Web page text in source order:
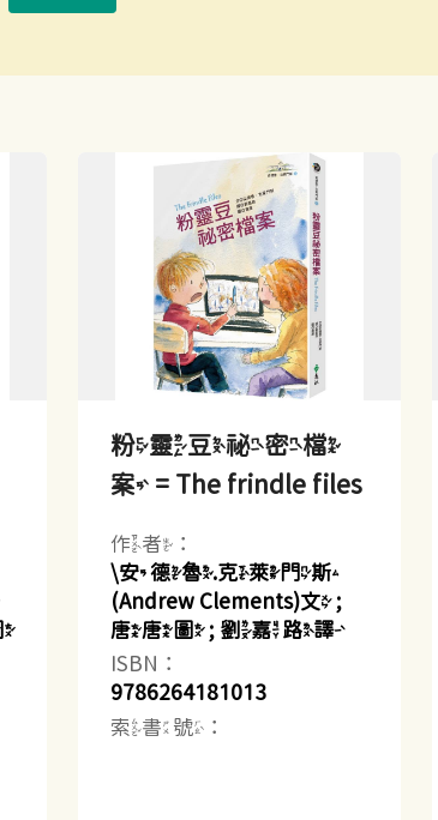
粉靈豆祕密檔
案 = The frindle files
作者：
\安德魯.克萊門斯
(Andrew Clements)文 ;
唐唐圖 ; 劉嘉路譯
ISBN：
9786264181013
索書號：